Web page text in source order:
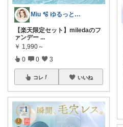
Miu 🫧 ゆるっと自分磨き。
【楽天限定セット】miledaのフ
ァンデー ...
￥ 1,990～
0 0 3
コレ いいね